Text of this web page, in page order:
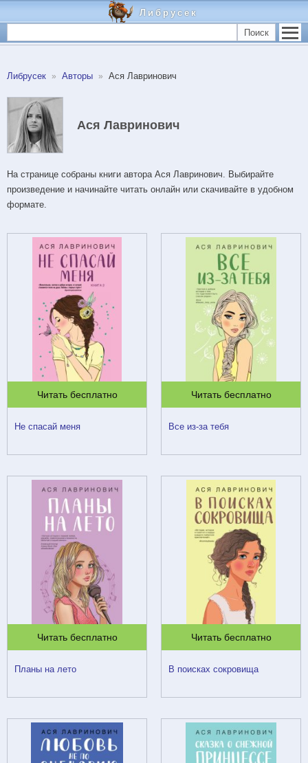
Либрусек
Поиск
Либрусек Авторы Ася Лавринович
Ася Лавринович
На странице собраны книги автора Ася Лавринович. Выбирайте
произведение и начинайте читать онлайн или скачивайте в удобном
формате.
Читать бесплатно
Не спасай меня
Читать бесплатно
Все из-за тебя
Читать бесплатно
Планы на лето
Читать бесплатно
В поисках сокровища